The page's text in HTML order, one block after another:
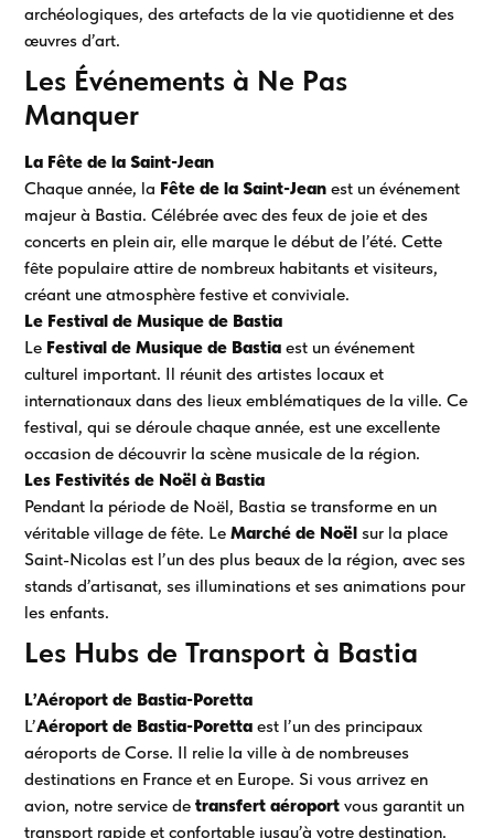
archéologiques, des artefacts de la vie quotidienne et des
œuvres d’art.
Les Événements à Ne Pas
Manquer
La Fête de la Saint-Jean
Chaque année, la Fête de la Saint-Jean est un événement
majeur à Bastia. Célébrée avec des feux de joie et des
concerts en plein air, elle marque le début de l’été. Cette
fête populaire attire de nombreux habitants et visiteurs,
créant une atmosphère festive et conviviale.
Le Festival de Musique de Bastia
Le Festival de Musique de Bastia est un événement
culturel important. Il réunit des artistes locaux et
internationaux dans des lieux emblématiques de la ville. Ce
festival, qui se déroule chaque année, est une excellente
occasion de découvrir la scène musicale de la région.
Les Festivités de Noël à Bastia
Pendant la période de Noël, Bastia se transforme en un
véritable village de fête. LeMarché de Noël sur la place
Saint-Nicolas est l’un des plus beaux de la région, avec ses
stands d’artisanat, ses illuminations et ses animations pour
les enfants.
Les Hubs de Transport à Bastia
L’Aéroport de Bastia-Poretta
L’Aéroport de Bastia-Poretta est l’un des principaux
aéroports de Corse. Il relie la ville à de nombreuses
destinations en France et en Europe. Si vous arrivez en
avion, notre service detransfert aéroport vous garantit un
transport rapide et confortable jusqu’à votre destination.